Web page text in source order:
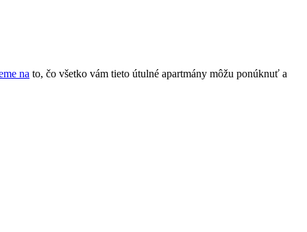
na to, čo všetko vám tieto útulné apartmány môžu ponúknuť a